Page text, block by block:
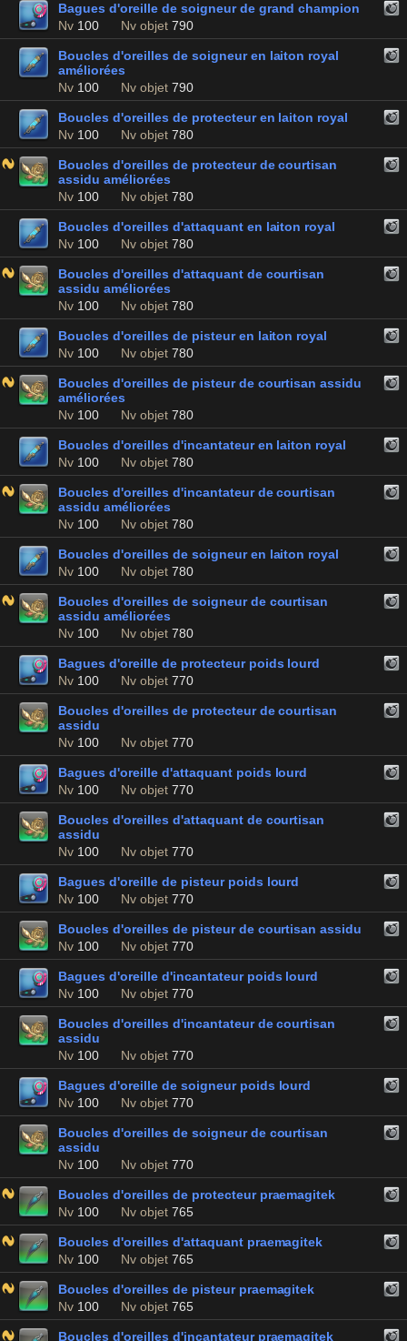
Bagues d'oreille de soigneur de grand champion
Nv 100 Nv objet 790
Boucles d'oreilles de soigneur en laiton royal
améliorées
Nv 100 Nv objet 790
Boucles d'oreilles de protecteur en laiton royal
Nv 100 Nv objet 780
Boucles d'oreilles de protecteur de courtisan
assidu améliorées
Nv 100 Nv objet 780
Boucles d'oreilles d'attaquant en laiton royal
Nv 100 Nv objet 780
Boucles d'oreilles d'attaquant de courtisan
assidu améliorées
Nv 100 Nv objet 780
Boucles d'oreilles de pisteur en laiton royal
Nv 100 Nv objet 780
Boucles d'oreilles de pisteur de courtisan assidu
améliorées
Nv 100 Nv objet 780
Boucles d'oreilles d'incantateur en laiton royal
Nv 100 Nv objet 780
Boucles d'oreilles d'incantateur de courtisan
assidu améliorées
Nv 100 Nv objet 780
Boucles d'oreilles de soigneur en laiton royal
Nv 100 Nv objet 780
Boucles d'oreilles de soigneur de courtisan
assidu améliorées
Nv 100 Nv objet 780
Bagues d'oreille de protecteur poids lourd
Nv 100 Nv objet 770
Boucles d'oreilles de protecteur de courtisan
assidu
Nv 100 Nv objet 770
Bagues d'oreille d'attaquant poids lourd
Nv 100 Nv objet 770
Boucles d'oreilles d'attaquant de courtisan
assidu
Nv 100 Nv objet 770
Bagues d'oreille de pisteur poids lourd
Nv 100 Nv objet 770
Boucles d'oreilles de pisteur de courtisan assidu
Nv 100 Nv objet 770
Bagues d'oreille d'incantateur poids lourd
Nv 100 Nv objet 770
Boucles d'oreilles d'incantateur de courtisan
assidu
Nv 100 Nv objet 770
Bagues d'oreille de soigneur poids lourd
Nv 100 Nv objet 770
Boucles d'oreilles de soigneur de courtisan
assidu
Nv 100 Nv objet 770
Boucles d'oreilles de protecteur praemagitek
Nv 100 Nv objet 765
Boucles d'oreilles d'attaquant praemagitek
Nv 100 Nv objet 765
Boucles d'oreilles de pisteur praemagitek
Nv 100 Nv objet 765
Boucles d'oreilles d'incantateur praemagitek